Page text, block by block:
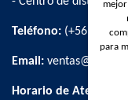
Teléfono: (+56 2) 2
Email:
Horario de Atención:
para